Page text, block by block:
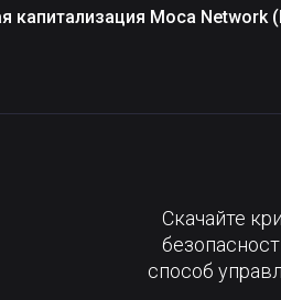
капитализация Moca Network
Скачайте
способ